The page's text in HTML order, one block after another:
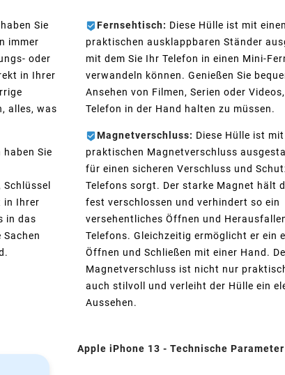
Sie
immer
oder
in Ihrer
alles, was
Sie
in Ihrer
in das
Fernsehtisch: Diese Hülle ist mit
praktischen ausklappbaren Ständer
mit dem Sie Ihr Telefon in einen Mini-
verwandeln können. Genießen Sie
Ansehen von Filmen, Serien oder
Telefon in der Hand halten zu müssen.
Magnetverschluss: Diese Hülle ist
praktischen Magnetverschluss
für einen sicheren Verschluss und
Telefons sorgt. Der starke Magnet hält
fest verschlossen und verhindert so ein
versehentliches Öffnen und
Telefons. Gleichzeitig ermöglicht er ein
Öffnen und Schließen mit einer Hand.
Magnetverschluss ist nicht nur
auch stilvoll und verleiht der Hülle ein
Aussehen.
Apple iPhone 13 - Technische Parameter